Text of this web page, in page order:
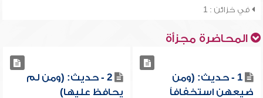
في خزائن : 1
المحاضرة مجزأة
1 - حديث: (ومن
ضيعهن استخفافاً
2 - حديث: (ومن لم
يحافظ عليها)